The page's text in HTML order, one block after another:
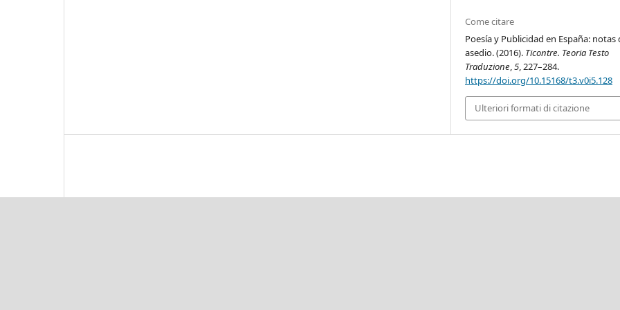
Come citare
Poesía y Publicidad en España: notas
asedio. (2016). Ticontre. Teoria Testo
Traduzione,5, 227–284.
https://doi.org/10.15168/t3.v0i5.128
Ulteriori formati di citazione